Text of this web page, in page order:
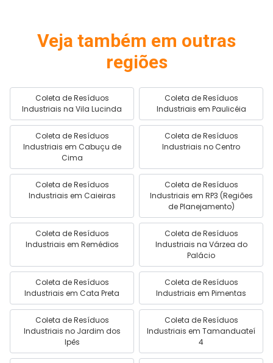
Veja também em outras
regiões
Coleta de Resíduos
Industriais na Vila Lucinda
Coleta de Resíduos
Industriais em Paulicéia
Coleta de Resíduos
Industriais em Cabuçu de
Cima
Coleta de Resíduos
Industriais no Centro
Coleta de Resíduos
Industriais em Caieiras
Coleta de Resíduos
Industriais em RP3 (Regiões
de Planejamento)
Coleta de Resíduos
Industriais em Remédios
Coleta de Resíduos
Industriais na Várzea do
Palácio
Coleta de Resíduos
Industriais em Cata Preta
Coleta de Resíduos
Industriais em Pimentas
Coleta de Resíduos
Industriais no Jardim dos
Ipês
Coleta de Resíduos
Industriais em Tamanduateí
4